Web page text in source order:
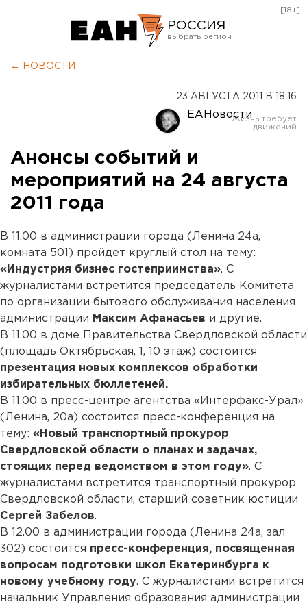
РОССИЯ
Оренбург
[18+]
← НОВОСТИ
23 АВГУСТА 2011 В 18:16
ЕАНовости
Анонсы событий и
мероприятий на 24 августа
2011 года
В 11.00 в администрации города (Ленина 24а,
комната 501) пройдет круглый стол на тему:
«Индустрия бизнес гостеприимства». С
журналистами встретится председатель Комитета
по организации бытового обслуживания населения
администрации Максим Афанасьев и другие.
В 11.00 в доме Правительства Свердловской области
(площадь Октябрьская, 1, 10 этаж) состоится
презентация новых комплексов обработки
избирательных бюллетеней.
В 11.00 в пресс-центре агентства «Интерфакс-Урал»
(Ленина, 20а) состоится пресс-конференция на
тему: «Новый транспортный прокурор
Свердловской области о планах и задачах,
стоящих перед ведомством в этом году». С
журналистами встретится транспортный прокурор
Свердловской области, старший советник юстиции
Сергей Забелов.
В 12.00 в администрации города (Ленина 24а, зал
302) состоится пресс-конференция, посвященная
вопросам подготовки школ Екатеринбурга к
новому учебному году. С журналистами встретится
начальник Управления образования администрации